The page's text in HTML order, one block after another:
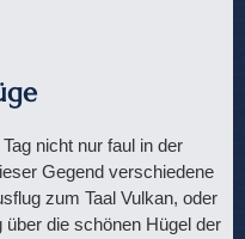
nicht nur faul in der
Gegend verschiedene
zum Taal Vulkan, oder
die schönen Hügel der